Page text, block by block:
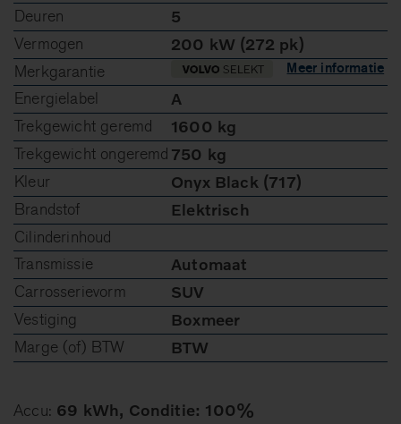
Deuren
5
Vermogen
200 kW (272 pk)
Merkgarantie
Meer informatie
Energielabel
A
Trekgewicht geremd
1600 kg
Trekgewicht ongeremd 750 kg
Kleur
Onyx Black (717)
Brandstof
Elektrisch
Cilinderinhoud
Transmissie
Automaat
Carrosserievorm
SUV
Vestiging
Boxmeer
Marge (of) BTW
BTW
Accu: 69 kWh, Conditie: 100%